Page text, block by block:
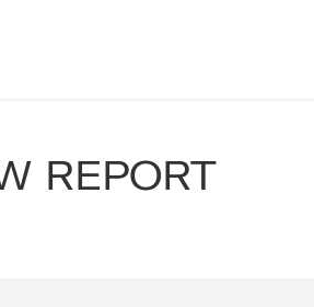
REPORT